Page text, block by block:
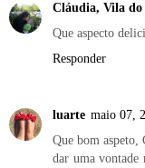
Cláudia, Vila do
Que aspecto
Responder
luarte maio 07,
Que bom aspeto,
dar uma vontade